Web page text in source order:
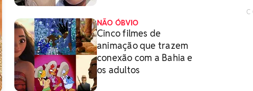
NÃO ÓBVIO
Cinco filmes de
animação que trazem
conexão com a Bahia e
os adultos